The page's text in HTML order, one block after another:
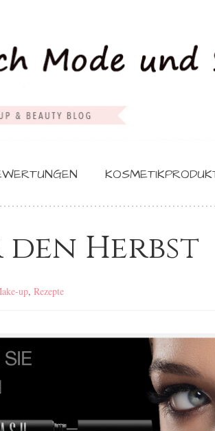
Herbst
up, Rezepte